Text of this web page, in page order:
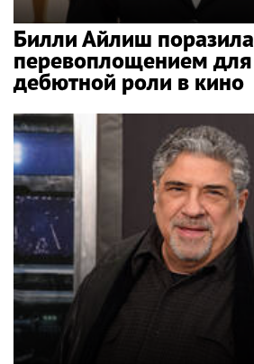
Билли Айлиш поразила
перевоплощением для
дебютной роли в кино